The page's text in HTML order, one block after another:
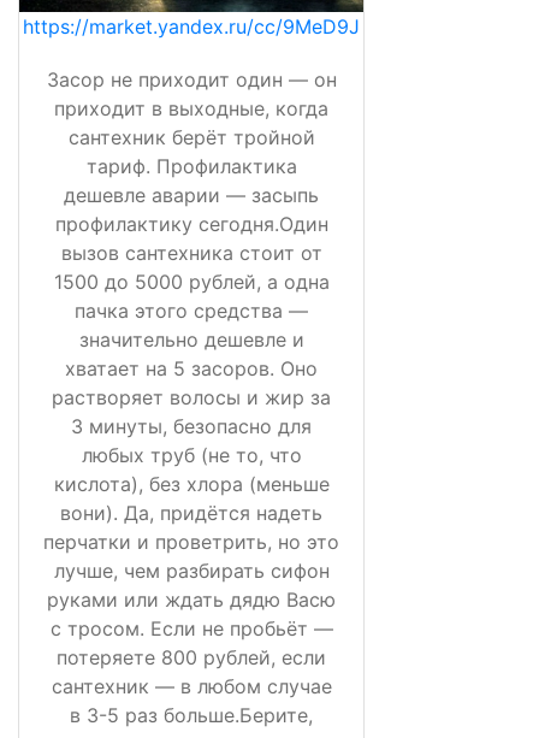
https://market.yandex.ru/cc/9MeD9J
Засор не приходит один — он
приходит в выходные, когда
сантехник берёт тройной
тариф. Профилактика
дешевле аварии — засыпь
профилактику сегодня.Один
вызов сантехника стоит от
1500 до 5000 рублей, а одна
пачка этого средства —
значительно дешевле и
хватает на 5 засоров. Оно
растворяет волосы и жир за
3 минуты, безопасно для
любых труб (не то, что
кислота), без хлора (меньше
вони). Да, придётся надеть
перчатки и проветрить, но это
лучше, чем разбирать сифон
руками или ждать дядю Васю
с тросом. Если не пробьёт —
потеряете 800 рублей, если
сантехник — в любом случае
в 3-5 раз больше.Берите,